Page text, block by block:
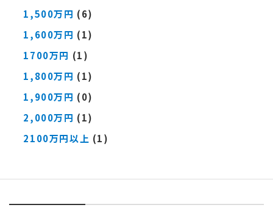
1,500万円 (6)
1,600万円 (1)
1700万円 (1)
1,800万円 (1)
1,900万円 (0)
2,000万円 (1)
2100万円以上 (1)